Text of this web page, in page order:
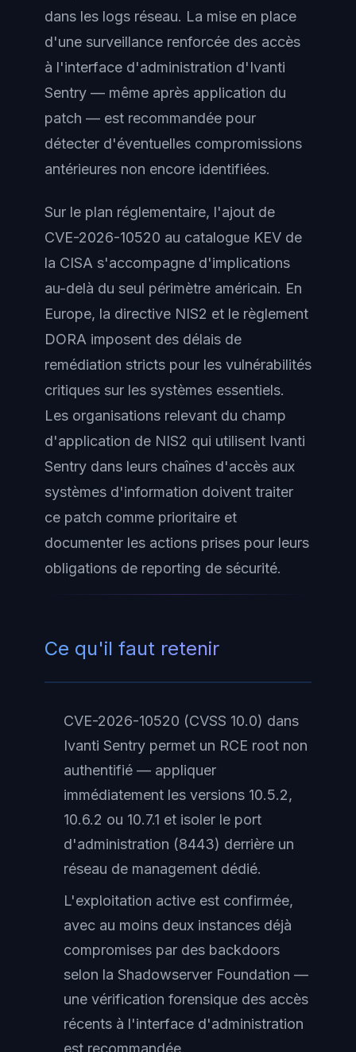
dans les logs réseau. La mise en place
d'une surveillance renforcée des accès
à l'interface d'administration d'Ivanti
Sentry — même après application du
patch — est recommandée pour
détecter d'éventuelles compromissions
antérieures non encore identifiées.
Sur le plan réglementaire, l'ajout de
CVE-2026-10520 au catalogue KEV de
la CISA s'accompagne d'implications
au-delà du seul périmètre américain. En
Europe, la directive NIS2 et le règlement
DORA imposent des délais de
remédiation stricts pour les vulnérabilités
critiques sur les systèmes essentiels.
Les organisations relevant du champ
d'application de NIS2 qui utilisent Ivanti
Sentry dans leurs chaînes d'accès aux
systèmes d'information doivent traiter
ce patch comme prioritaire et
documenter les actions prises pour leurs
obligations de reporting de sécurité.
Ce qu'il faut retenir
CVE-2026-10520 (CVSS 10.0) dans
Ivanti Sentry permet un RCE root non
authentifié — appliquer
immédiatement les versions 10.5.2,
10.6.2 ou 10.7.1 et isoler le port
d'administration (8443) derrière un
réseau de management dédié.
L'exploitation active est confirmée,
avec au moins deux instances déjà
compromises par des backdoors
selon la Shadowserver Foundation —
une vérification forensique des accès
récents à l'interface d'administration
est recommandée.